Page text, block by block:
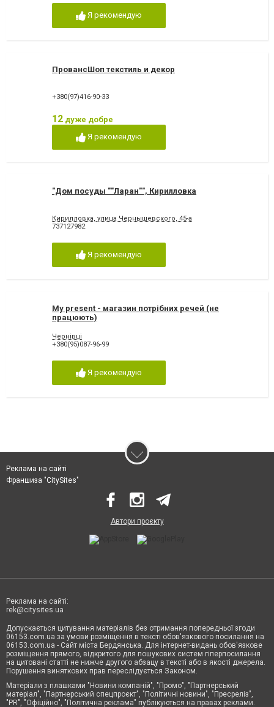
Я рекомендую
ПровансШоп текстиль и декор
+380(97)416-90-33
12 дуже добре
Я рекомендую
"Дом посуды ""Ларан"", Кирилловка
Кирилловка, улица Чернышевского, 45-а
737127982
Я рекомендую
My present - магазин потрібних речей (не
працюють)
Чернівці
+380(95)087-96-99
Я рекомендую
Реклама на сайті
Франшиза "CitySites"
Автори проєкту
Реклама на сайті:
rek@citysites.ua
Допускається цитування матеріалів без отримання попередньої згоди
06153.com.ua за умови розміщення в тексті обов'язкового посилання на
06153.com.ua - Сайт міста Бердянська. Для інтернет-видань обов'язкове
розміщення прямого, відкритого для пошукових систем гіперпосилання
на цитовані статті не нижче другого абзацу в тексті або в якості джерела.
Порушення виняткових прав переслідується Законом.
Матеріали з плашками "Новини компаній", "Промо", "Партнерський
матеріал", "Партнерський спецпроєкт", "Політичні новини", "Пресреліз",
"PR", "Офіційно", "Політична реклама" публікуються на правах реклами.